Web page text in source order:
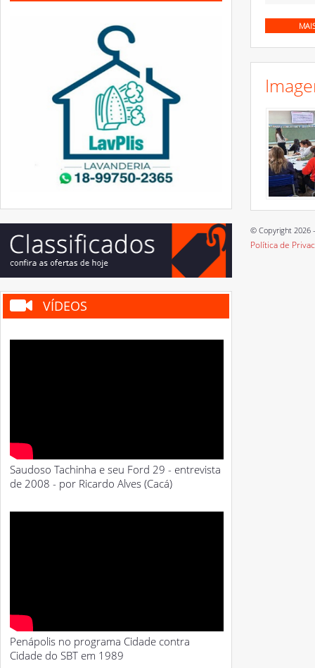
VÍDEOS
Saudoso Tachinha e seu Ford 29 - entrevista
de 2008 - por Ricardo Alves (Cacá)
Penápolis no programa Cidade contra
Cidade do SBT em 1989
© Copyright 2026
Política de